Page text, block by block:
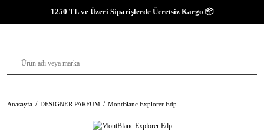
1250 TL ve Üzeri Siparişlerde Ücretsiz Kargo 📦
Anasayfa DESIGNER PARFUM MontBlanc Explorer Edp